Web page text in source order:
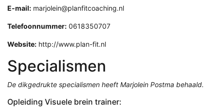
E-mail: marjolein@planfitcoaching.nl
Telefoonnummer: 0618350707
Website: http://www.plan-fit.nl
Specialismen
De dikgedrukte specialismen heeft Marjolein Postma behaald.
Opleiding Visuele brein trainer: